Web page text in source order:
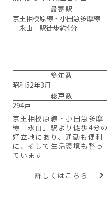
最寄駅
京王相模原線・小田急多摩線
「永山」駅徒歩約4分
築年数
昭和52年3月
総戸数
294戸
京王相模原線・小田急多摩
線「永山」駅より徒歩4分の
好立地にあり、通勤も便利
に、そして生活環境も整っ
ています
詳しくはこちら